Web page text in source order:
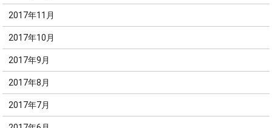
2017年11月
2017年10月
2017年9月
2017年8月
2017年7月